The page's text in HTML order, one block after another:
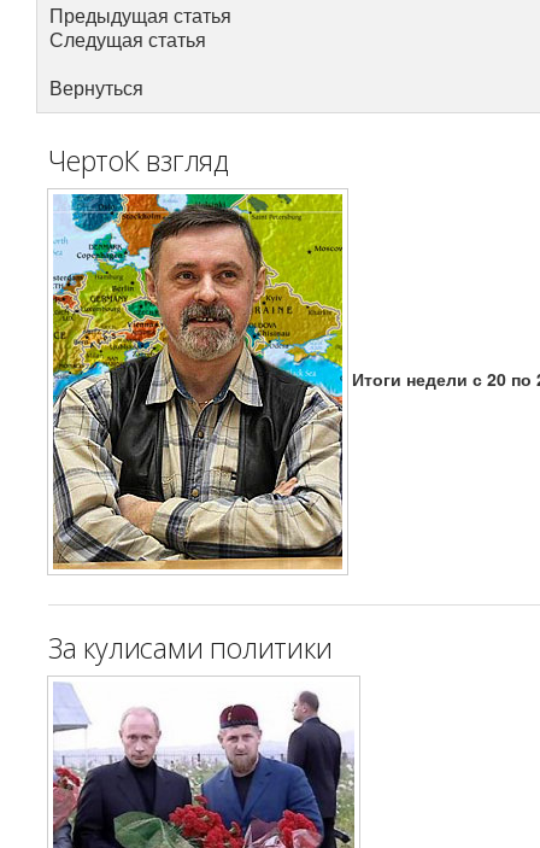
Предыдущая статья
Следущая статья
Вернуться
ЧертоК взгляд
Итоги недели с 20 по
За кулисами политики